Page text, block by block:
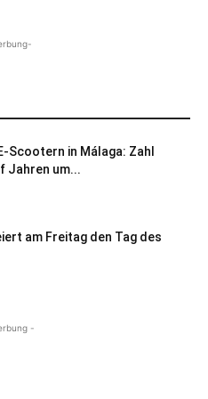
Scootern in Málaga: Zahl
Jahren um...
am Freitag den Tag des
-